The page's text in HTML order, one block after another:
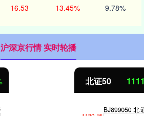
16.53 13.45% 9.78%
沪深京行情 实时轮播
-0.67%